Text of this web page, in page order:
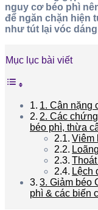
nguy cơ béo phì
để ngăn chặn hiện
như tút lại vóc
Mục lục bài viết
1. Cân nặng
2. Các
béo phì, thừa
Viêm
Lệch
3. Giảm béo
phì & các biến